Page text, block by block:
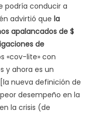
podría conducir a
advirtió que la
apalancados de $
de
«cov-lite» con
y ahora es un
nueva definición de
desempeño en la
la crisis (de